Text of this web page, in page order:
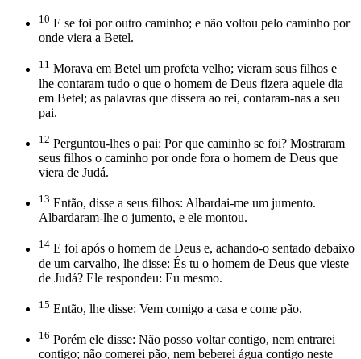
10 E se foi por outro caminho; e não voltou pelo caminho por
onde viera a Betel.
11 Morava em Betel um profeta velho; vieram seus filhos e
lhe contaram tudo o que o homem de Deus fizera aquele dia
em Betel; as palavras que dissera ao rei, contaram-nas a seu
pai.
12 Perguntou-lhes o pai: Por que caminho se foi? Mostraram
seus filhos o caminho por onde fora o homem de Deus que
viera de Judá.
13 Então, disse a seus filhos: Albardai-me um jumento.
Albardaram-lhe o jumento, e ele montou.
14 E foi após o homem de Deus e, achando-o sentado debaixo
de um carvalho, lhe disse: És tu o homem de Deus que vieste
de Judá? Ele respondeu: Eu mesmo.
15 Então, lhe disse: Vem comigo a casa e come pão.
16 Porém ele disse: Não posso voltar contigo, nem entrarei
contigo; não comerei pão, nem beberei água contigo neste